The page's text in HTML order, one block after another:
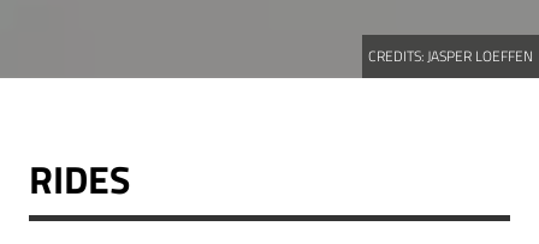
CREDITS:JASPER LOEFFEN
RIDES